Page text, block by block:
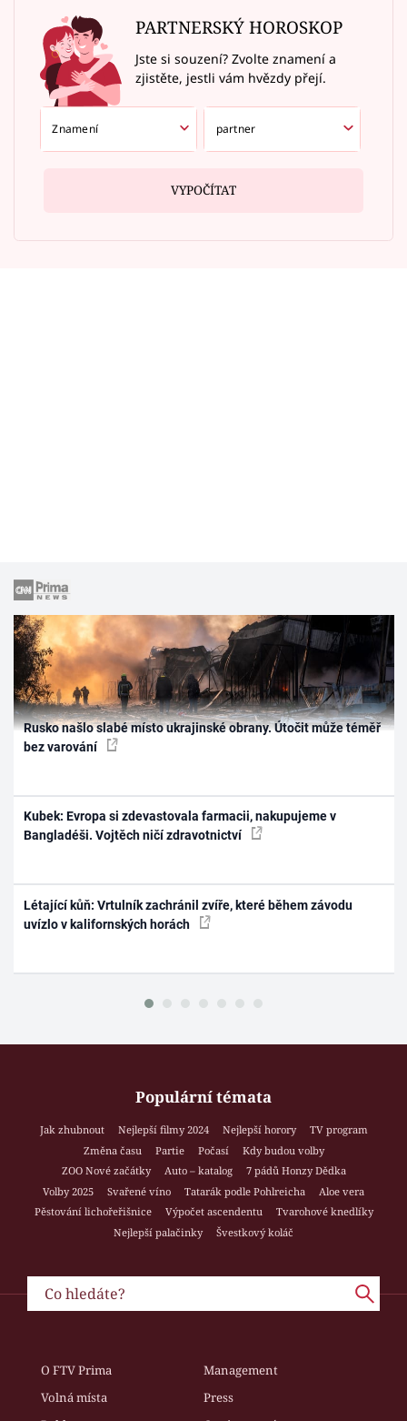
PARTNERSKÝ HOROSKOP
Jste si souzení? Zvolte znamení a
zjistěte, jestli vám hvězdy přejí.
VYPOČÍTAT
Rusko našlo slabé místo ukrajinské obrany. Útočit může téměř
bez varování
Kubek: Evropa si zdevastovala farmacii, nakupujeme v
Bangladéši. Vojtěch ničí zdravotnictví
Létající kůň: Vrtulník zachránil zvíře, které během závodu
uvízlo v kalifornských horách
Populární témata
Jak zhubnout Nejlepší filmy 2024 Nejlepší horory
TV program
Změna času
Partie Počasí
Kdy budou volby
ZOO Nové začátky
Auto – katalog
7 pádů Honzy Dědka
Volby 2025
Svařené víno Tatarák podle Pohlreicha
Aloe vera
Pěstování lichořeřišnice
Výpočet ascendentu
Tvarohové knedlíky
Nejlepší palačinky
Švestkový koláč
O FTV Prima
Management
Volná místa
Press